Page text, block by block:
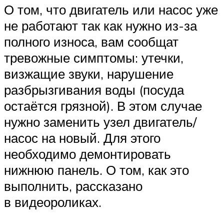
О том, что двигатель или насос уже
не работают так как нужно из-за
полного износа, вам сообщат
тревожные симптомы: утечки,
визжащие звуки, нарушение
разбрызгивания воды (посуда
остаётся грязной). В этом случае
нужно заменить узел двигатель/
насос на новый. Для этого
необходимо демонтировать
нижнюю панель. О том, как это
выполнить, рассказано
в видеороликах.